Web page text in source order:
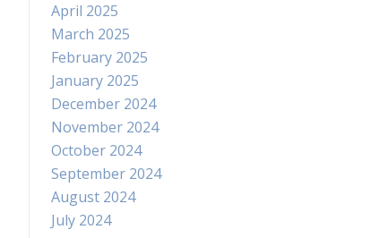
April 2025
March 2025
February 2025
January 2025
December 2024
November 2024
October 2024
September 2024
August 2024
July 2024